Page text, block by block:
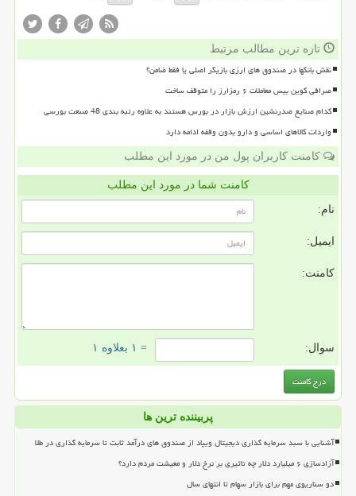
تازه ترین مطالب مرتبط
نقش بانکها در صندوق های ارزی بازیگر اصلی یا فقط ضامن؟
صرافی کوین بیس معاملات ۶ رمزارز را متوقف ساخت
کدام صنایع صدرنشین ارزش بازار در بورس هستند به علاوه رتبه بندی 48 صنعت بورسی
واردات کالاهای اساسی و دارو بدون وقفه ادامه دارد
کامنت کاربران پول من در مورد این مطلب
کامنت شما در مورد این مطلب
نام:
ایمیل:
کامنت:
سوال: = ۱ بعلاوه ۱
پربیننده ترین ها
آشنایی با سبد سرمایه گذاری دیجیتال ویپاد از صندوق های درآمد ثابت تا سرمایه گذاری در طلا
آزادسازی ۶ میلیارد دلار چه تاثیری بر نرخ دلار و معیشت مردم دارد؟
دو سناریوی مهم برای بازار سهام تا انتهای سال